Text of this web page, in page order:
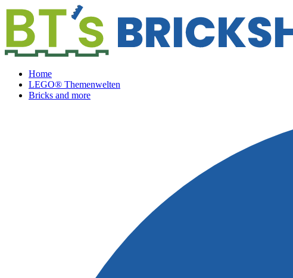
Home
LEGO® Themenwelten
Bricks and more